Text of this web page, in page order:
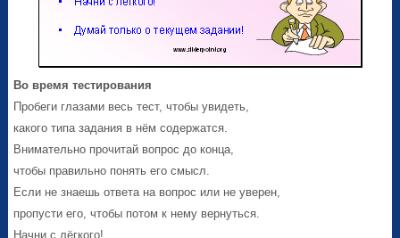
Во время тестирования
Пробеги глазами весь тест, чтобы увидеть,
какого типа задания в нём содержатся.
Внимательно прочитай вопрос до конца,
чтобы правильно понять его смысл.
Если не знаешь ответа на вопрос или не уверен,
пропусти его, чтобы потом к нему вернуться.
Начни с лёгкого!